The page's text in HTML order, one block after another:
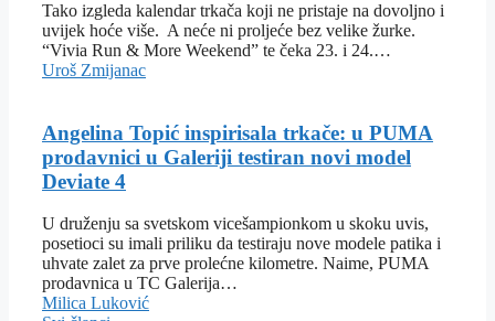
Tako izgleda kalendar trkača koji ne pristaje na dovoljno i
uvijek hoće više. A neće ni proljeće bez velike žurke.
“Vivia Run & More Weekend” te čeka 23. i 24.…
Uroš Zmijanac
Angelina Topić inspirisala trkače: u PUMA
prodavnici u Galeriji testiran novi model
Deviate 4
U druženju sa svetskom vicešampionkom u skoku uvis,
posetioci su imali priliku da testiraju nove modele patika i
uhvate zalet za prve prolećne kilometre. Naime, PUMA
prodavnica u TC Galerija…
Milica Luković